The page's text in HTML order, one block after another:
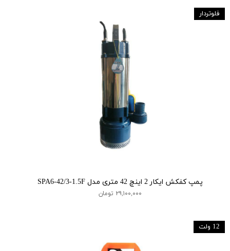
پمپ کفکش ایکار 2 اینچ 42 متری مدل SPA6-42/3-1.5F
۲۹,۱۰۰,۰۰۰ تومان
فلوتردار
12 ولت